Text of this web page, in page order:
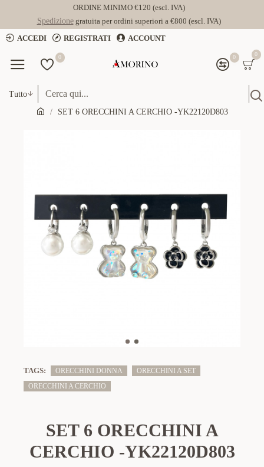
ORDINE MINIMO €120 (escl. IVA)
Spedizionegratuita per ordini superiori a €800 (escl. IVA)
ACCEDI
REGISTRATI ACCOUNT
0 0 0
Tutto
SET 6 ORECCHINI A CERCHIO -YK22120D803
TAGS: ORECCHINI DONNA
ORECCHINI A SET
ORECCHINI A CERCHIO
SET 6 ORECCHINI A
CERCHIO -YK22120D803